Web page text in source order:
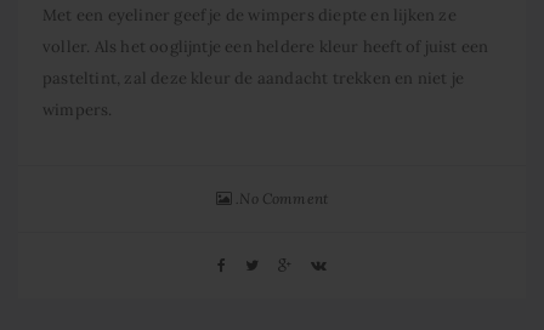
Met een eyeliner geef je de wimpers diepte en lijken ze
voller. Als het ooglijntje een heldere kleur heeft of juist een
pasteltint, zal deze kleur de aandacht trekken en niet je
wimpers.
No Comment